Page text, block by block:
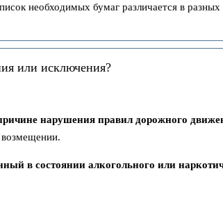
необходимых бумаг различается в
или исключения?
нарушения правил дорожного
возмещении.
в состоянии алкогольного или